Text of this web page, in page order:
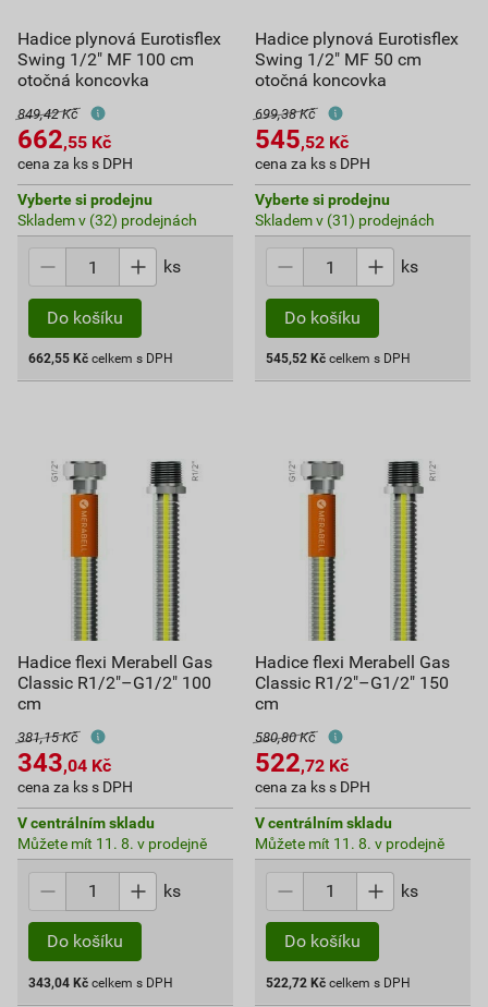
Hadice plynová Eurotisflex
Swing 1/2" MF 100 cm
otočná koncovka
849,42 Kč
662,55 Kč
cena za ks s DPH
Vyberte si prodejnu
Skladem v (32) prodejnách
ks
Do košíku
662,55 Kč celkem s DPH
Hadice plynová Eurotisflex
Swing 1/2" MF 50 cm
otočná koncovka
699,38 Kč
545,52 Kč
cena za ks s DPH
Vyberte si prodejnu
Skladem v (31) prodejnách
ks
Do košíku
545,52 Kč celkem s DPH
Hadice flexi Merabell Gas
Classic R1/2"–G1/2" 100
cm
381,15 Kč
343,04 Kč
cena za ks s DPH
V centrálním skladu
Můžete mít 11. 8. v prodejně
ks
Do košíku
343,04 Kč celkem s DPH
Hadice flexi Merabell Gas
Classic R1/2"–G1/2" 150
cm
580,80 Kč
522,72 Kč
cena za ks s DPH
V centrálním skladu
Můžete mít 11. 8. v prodejně
ks
Do košíku
522,72 Kč celkem s DPH